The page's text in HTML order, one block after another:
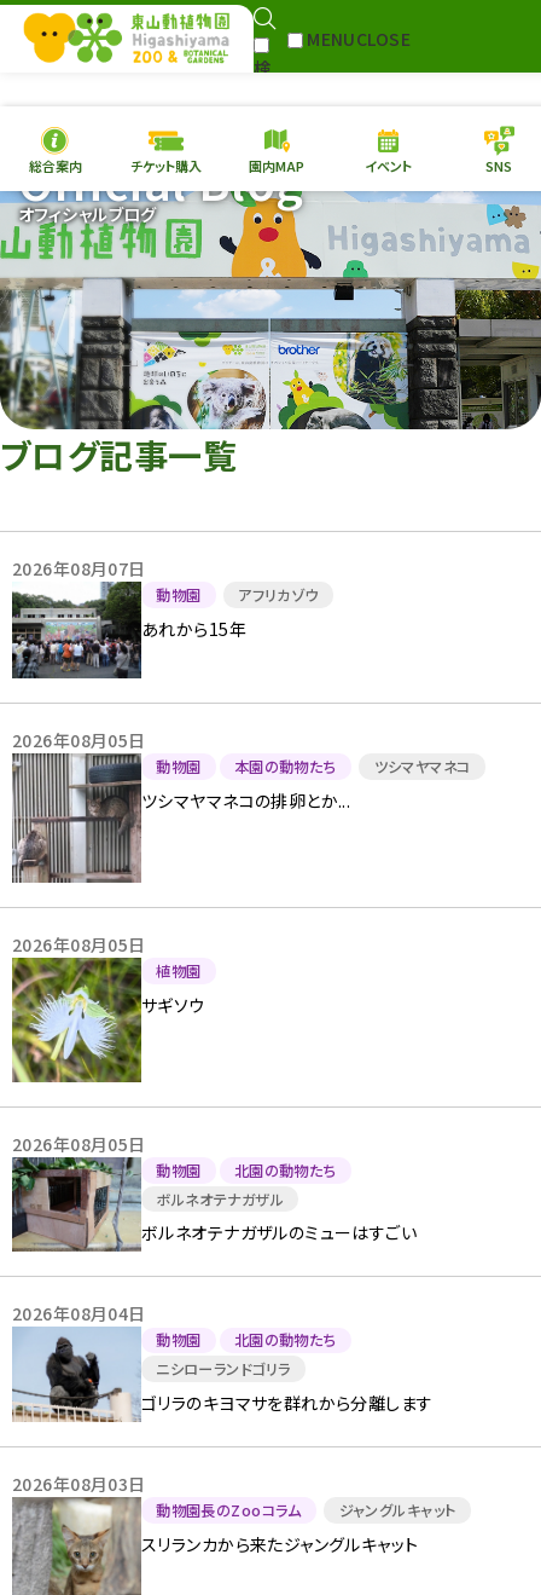
検
MENUCLOSE
本日の開園情報 チケ
園内MAP イベント
総合案内
動物園 植物園
再生プラン
東山動植物園
への支援
Follow
総合案内 チケット購入 園内MAP イベント SNS
オフィシャルブログ
Official Blog
ブログ記事一覧
2026年08月07日
動物園 アフリカゾウ
あれから15年
2026年08月05日
動物園 本園の動物たち ツシマヤマネコ
ツシマヤマネコの排卵とか...
2026年08月05日
植物園
サギソウ
2026年08月05日
動物園
北園の動物たち
ボルネオテナガザル
ボルネオテナガザルのミューはすごい
2026年08月04日
動物園
北園の動物たち
ニシローランドゴリラ
ゴリラのキヨマサを群れから分離します
2026年08月03日
動物園長のZooコラム ジャングルキャット
スリランカから来たジャングルキャット